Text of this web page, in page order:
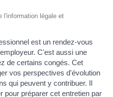
l'information légale et
est un rendez-vous
C'est aussi une
de certains congés. Cet
vos perspectives d'évolution
qui peuvent y contribuer. Il
pour préparer cet entretien par